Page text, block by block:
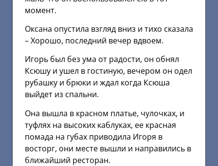
момент.
Оксана опустила взгляд вниз и тихо сказала
– Хорошо, последний вечер вдвоем.
Игорь был без ума от радости, он обнял
Ксюшу и ушел в гостиную, вечером он одел
рубашку и брюки и ждал когда Ксюша
выйдет из спальни.
Она вышла в красном платье, чулочках, и
туфлях на высоких каблуках, ее красная
помада на губах приводила Игоря в
восторг, они месте вышли и направились в
ближайший ресторан.